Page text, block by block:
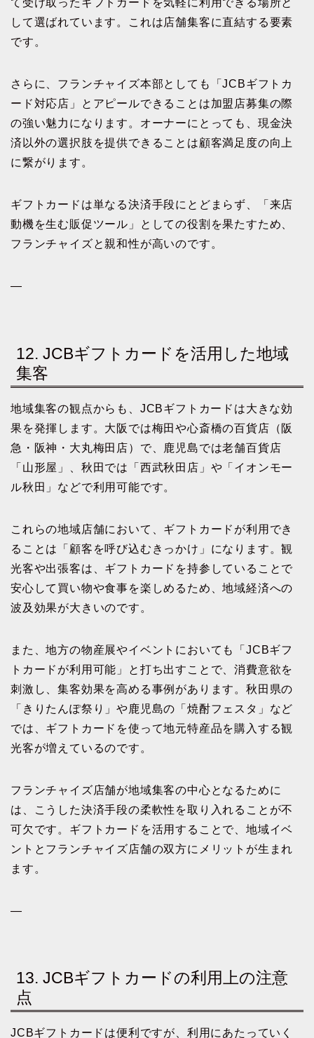
て受け取ったギフトカードを気軽に利用できる場所と
して選ばれています。これは店舗集客に直結する要素
です。
さらに、フランチャイズ本部としても「JCBギフトカ
ード対応店」とアピールできることは加盟店募集の際
の強い魅力になります。オーナーにとっても、現金決
済以外の選択肢を提供できることは顧客満足度の向上
に繋がります。
ギフトカードは単なる決済手段にとどまらず、「来店
動機を生む販促ツール」としての役割を果たすため、
フランチャイズと親和性が高いのです。
—
12. JCBギフトカードを活用した地域
集客
地域集客の観点からも、JCBギフトカードは大きな効
果を発揮します。大阪では梅田や心斎橋の百貨店（阪
急・阪神・大丸梅田店）で、鹿児島では老舗百貨店
「山形屋」、秋田では「西武秋田店」や「イオンモー
ル秋田」などで利用可能です。
これらの地域店舗において、ギフトカードが利用でき
ることは「顧客を呼び込むきっかけ」になります。観
光客や出張客は、ギフトカードを持参していることで
安心して買い物や食事を楽しめるため、地域経済への
波及効果が大きいのです。
また、地方の物産展やイベントにおいても「JCBギフ
トカードが利用可能」と打ち出すことで、消費意欲を
刺激し、集客効果を高める事例があります。秋田県の
「きりたんぽ祭り」や鹿児島の「焼酎フェスタ」など
では、ギフトカードを使って地元特産品を購入する観
光客が増えているのです。
フランチャイズ店舗が地域集客の中心となるために
は、こうした決済手段の柔軟性を取り入れることが不
可欠です。ギフトカードを活用することで、地域イベ
ントとフランチャイズ店舗の双方にメリットが生まれ
ます。
—
13. JCBギフトカードの利用上の注意
点
JCBギフトカードは便利ですが、利用にあたっていく